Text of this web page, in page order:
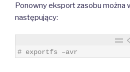
Ponowny eksport zasobu można
następujący:
# exportfs –avr